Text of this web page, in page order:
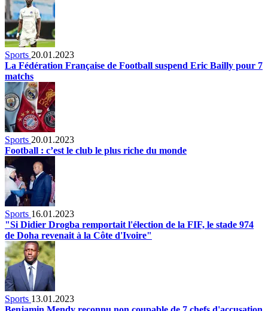
Sports 20.01.2023
La Fédération Française de Football suspend Eric Bailly pour 7
matchs
Sports 20.01.2023
Football : c’est le club le plus riche du monde
Sports 16.01.2023
"Si Didier Drogba remportait l'élection de la FIF, le stade 974
de Doha revenait à la Côte d'Ivoire"
Sports 13.01.2023